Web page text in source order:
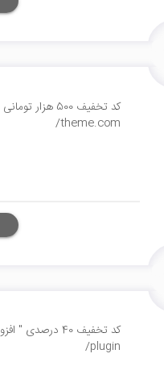
theme.com/
plugin/